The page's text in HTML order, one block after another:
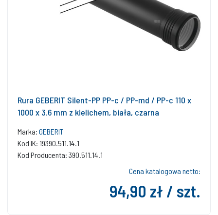
Rura GEBERIT Silent-PP PP-c / PP-md / PP-c 110 x
1000 x 3.6 mm z kielichem, biała, czarna
Marka: GEBERIT
Kod IK: 19390.511.14.1
Kod Producenta: 390.511.14.1
Cena katalogowa netto:
94,90 zł / szt.